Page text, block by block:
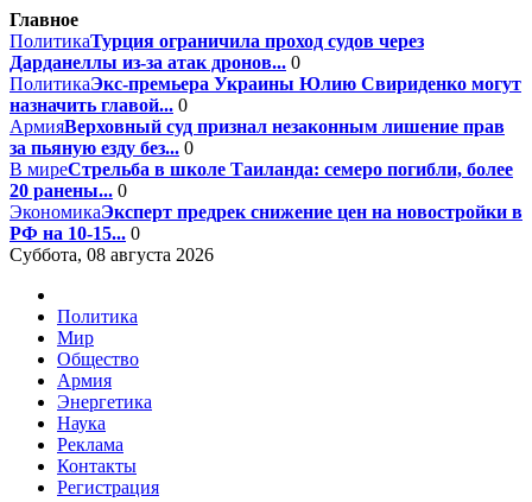
Главное
ПолитикаТурция ограничила проход судов через
Дарданеллы из-за атак дронов... 0
ПолитикаЭкс-премьера Украины Юлию Свириденко могут
назначить главой... 0
АрмияВерховный суд признал незаконным лишение прав
за пьяную езду без... 0
В миреСтрельба в школе Таиланда: семеро погибли, более
20 ранены... 0
ЭкономикаЭксперт предрек снижение цен на новостройки в
РФ на 10-15... 0
Суббота, 08 августа 2026
Политика
Мир
Общество
Армия
Энергетика
Наука
Реклама
Контакты
Регистрация